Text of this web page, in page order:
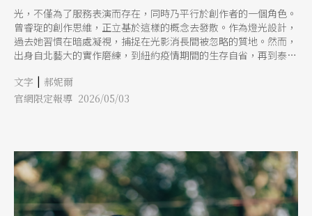
光，不僅為了服務表演而存在，同時乃平行於創作者的一個角色。
曾睿琁的創作思維，正立基於這樣的概念去發散。作為燈光設計，
過去她習慣在暗處凝視，捕捉在光影消長間被忽略的質地。然而，
出身自北藝大的實作磨練，到紐約疫情期間的生存自省，再到泰國
等。 至於，所謂平等，或許可以這麼解釋：一種試圖消解創作者
與技術、神聖與庶民、乃至人與機器之間界限的溫柔實踐。
文字 | 郝妮爾
官網限定報導 2026/05/03